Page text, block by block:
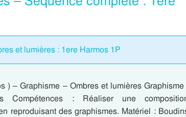
et lumières : 1ere Harmos 1P
) – Graphisme – Ombres et lumières Graphisme
Compétences : Réaliser une
reproduisant des graphismes. Matériel :